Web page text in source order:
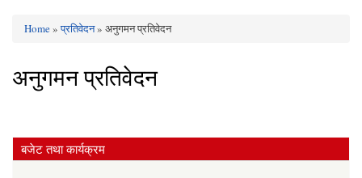
You are here
Home»प्रतिवेदन» अनुगमन प्रतिवेदन
अनुगमन प्रतिवेदन
बजेट तथा कार्यक्रम